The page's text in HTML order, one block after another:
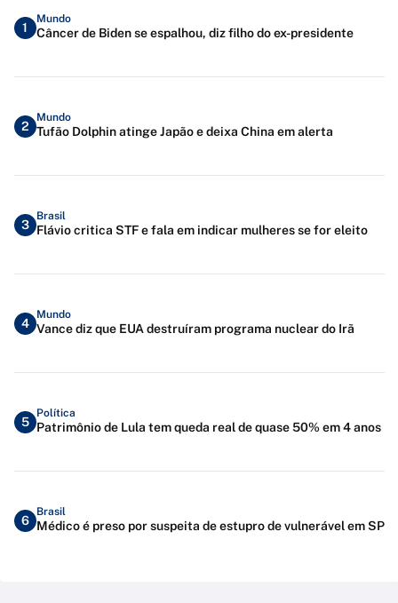
1
Mundo
Câncer de Biden se espalhou, diz filho do ex-presidente
2
Mundo
Tufão Dolphin atinge Japão e deixa China em alerta
3
Brasil
Flávio critica STF e fala em indicar mulheres se for eleito
4
Mundo
Vance diz que EUA destruíram programa nuclear do Irã
5
Política
Patrimônio de Lula tem queda real de quase 50% em 4 anos
6
Brasil
Médico é preso por suspeita de estupro de vulnerável em SP